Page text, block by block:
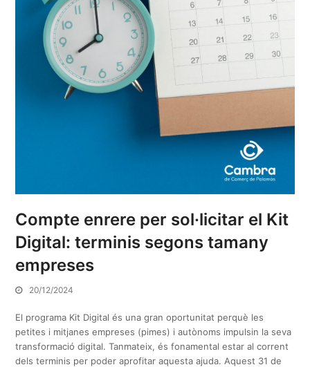
Compte enrere per sol·licitar el Kit
Digital: terminis segons tamany
empreses
20/12/2024
El programa Kit Digital és una gran oportunitat perquè les
petites i mitjanes empreses (pimes) i autònoms impulsin la seva
transformació digital. Tanmateix, és fonamental estar al corrent
dels terminis per poder aprofitar aquesta ajuda. Aquest 31 de